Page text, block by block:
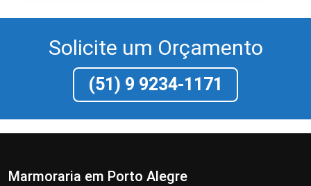
Solicite um Orçamento
(51) 9 9234-1171
Marmoraria em Porto Alegre